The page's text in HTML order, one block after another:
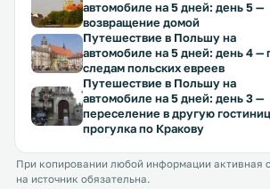
автомобиле на 5 дней: день 5 —
возвращение домой
Путешествие в Польшу на
автомобиле на 5 дней: день 4 —
следам польских евреев
Путешествие в Польшу на
автомобиле на 5 дней: день 3 —
переселение в другую
прогулка по Кракову
При копировании любой информации активная
на источник обязательна.